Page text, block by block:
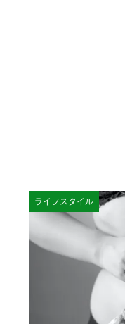
ライフスタイル